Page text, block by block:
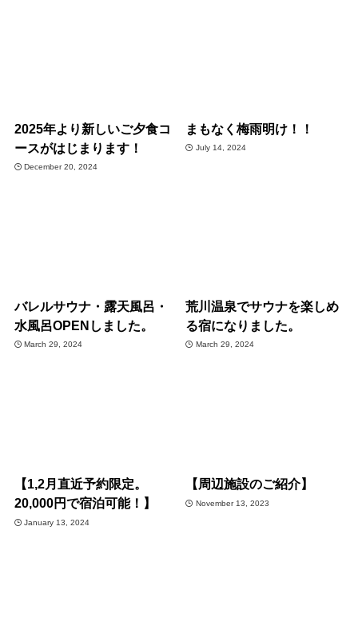
2025年より新しいご夕食コ
ースがはじまります！
December 20, 2024
まもなく梅雨明け！！
July 14, 2024
バレルサウナ・露天風呂・
水風呂OPENしました。
March 29, 2024
荒川温泉でサウナを楽しめ
る宿になりました。
March 29, 2024
【1,2月直近予約限定。
20,000円で宿泊可能！】
January 13, 2024
【周辺施設のご紹介】
November 13, 2023